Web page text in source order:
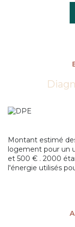
Elle se compose
de plus de 45 m²
direct à une
chambres
À l’extérieur, vous
une piscine 9x4
conviviale et d’un
Une maison clé en
recherche de
Montant estimé
logement pour un
et 500 € . 2000
l'énergie utilisés